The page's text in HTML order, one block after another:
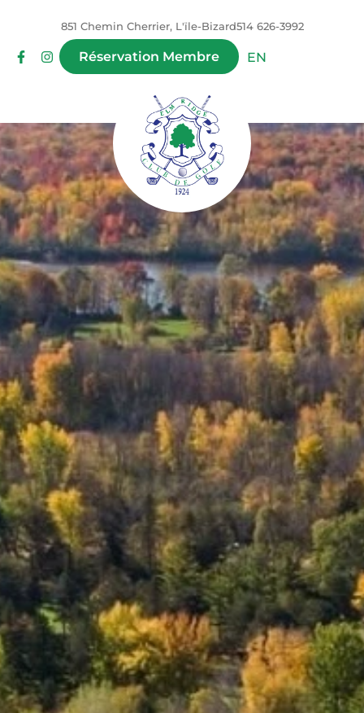
851 Chemin Cherrier, L'ïle-Bizard514 626-3992
Réservation Membre EN